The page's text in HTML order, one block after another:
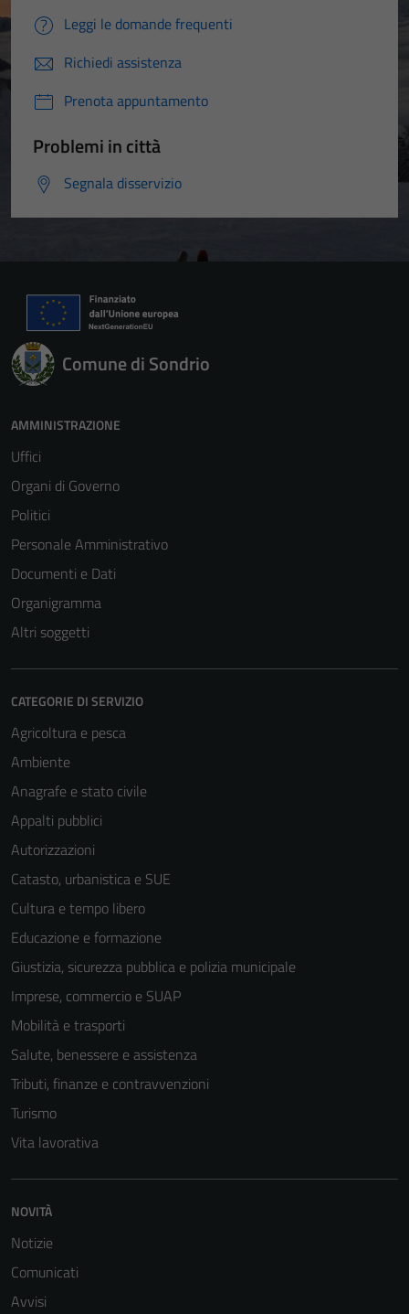
Leggi le domande frequenti
Richiedi assistenza
Prenota appuntamento
Problemi in città
Segnala disservizio
Comune di Sondrio
AMMINISTRAZIONE
Uffici
Organi di Governo
Politici
Personale Amministrativo
Documenti e Dati
Organigramma
Altri soggetti
CATEGORIE DI SERVIZIO
Agricoltura e pesca
Ambiente
Anagrafe e stato civile
Appalti pubblici
Autorizzazioni
Catasto, urbanistica e SUE
Cultura e tempo libero
Educazione e formazione
Giustizia, sicurezza pubblica e polizia municipale
Imprese, commercio e SUAP
Mobilità e trasporti
Salute, benessere e assistenza
Tributi, finanze e contravvenzioni
Turismo
Vita lavorativa
NOVITÀ
Notizie
Comunicati
Avvisi